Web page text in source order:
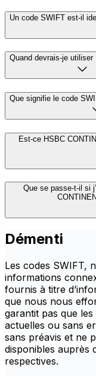
Un code SWIFT est-il
Quand devrais-je utiliser
Que signifie le code
Est-ce HSBC
Que se passe-t-il si
Démenti
Les codes SWIFT,
informations
fournis à titre
que nous nous
garantit pas que
actuelles ou sans
sans préavis et ne
disponibles auprès
respectives.